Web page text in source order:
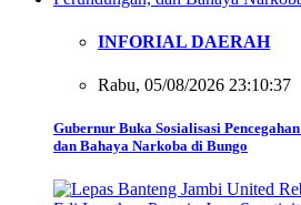
INFORIAL DAERAH
Rabu, 05/08/2026 23:10:37
Gubernur Buka Sosialisasi
dan Bahaya Narkoba di Bungo